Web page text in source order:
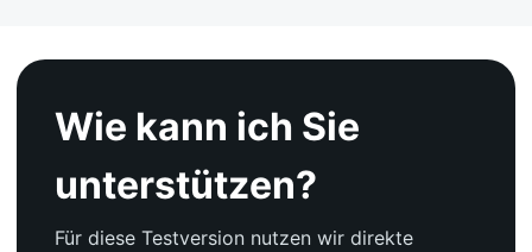
Wie kann ich Sie
unterstützen?
Für diese Testversion nutzen wir direkte